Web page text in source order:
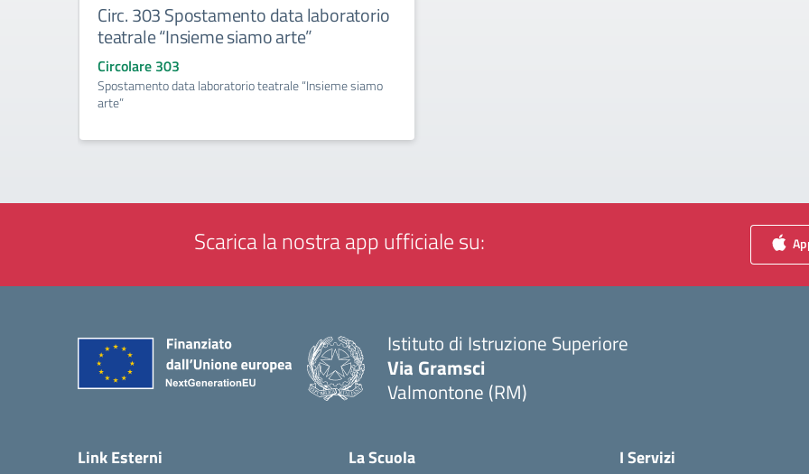
Circ. 303 Spostamento data laboratorio
teatrale “Insieme siamo arte”
Circolare 303
Spostamento data laboratorio teatrale “Insieme siamo
arte”
Scarica la nostra app ufficiale su:
Istituto di Istruzione Superiore
Via Gramsci
Valmontone (RM)
Link Esterni La Scuola I Servizi